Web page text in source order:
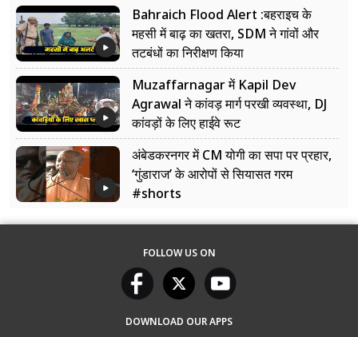
Bahraich Flood Alert :बहराइच के
महसी में बाढ़ का खतरा, SDM ने गांवों और
तटबंधों का निरीक्षण किया
Muzaffarnagar में Kapil Dev
Agrawal ने कांवड़ मार्ग परखी व्यवस्था, DJ
कांवड़ों के लिए हाईवे रूट
अंबेडकरनगर में CM योगी का सपा पर प्रहार,
‘गुंडाराज’ के आरोपों से सियासत गरम
#shorts
FOLLOW US ON
DOWNLOAD OUR APPS